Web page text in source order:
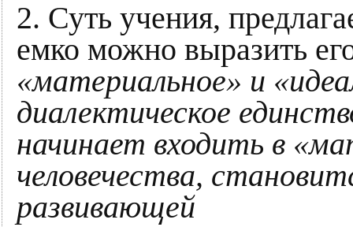
2. Суть учения,
емко можно выразить
«материальное» и
диалектическое
начинает входить в
человечества,
развивающей